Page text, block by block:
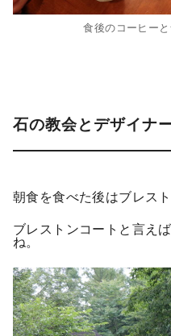
食後のコーヒー
石の教会とデザイナ
朝食を食べた後はブレス
ブレストンコートと言え
ね。